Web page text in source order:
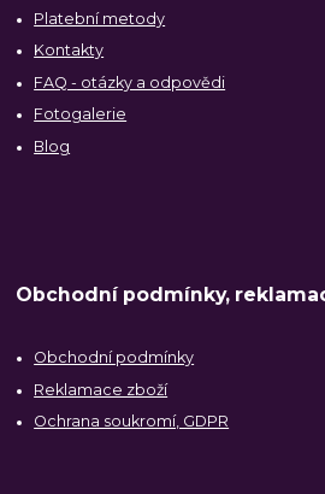
Platební metody
Kontakty
FAQ - otázky a odpovědi
Fotogalerie
Blog
Obchodní podmínky,
Obchodní podmínky
Reklamace zboží
Ochrana soukromí, GDPR